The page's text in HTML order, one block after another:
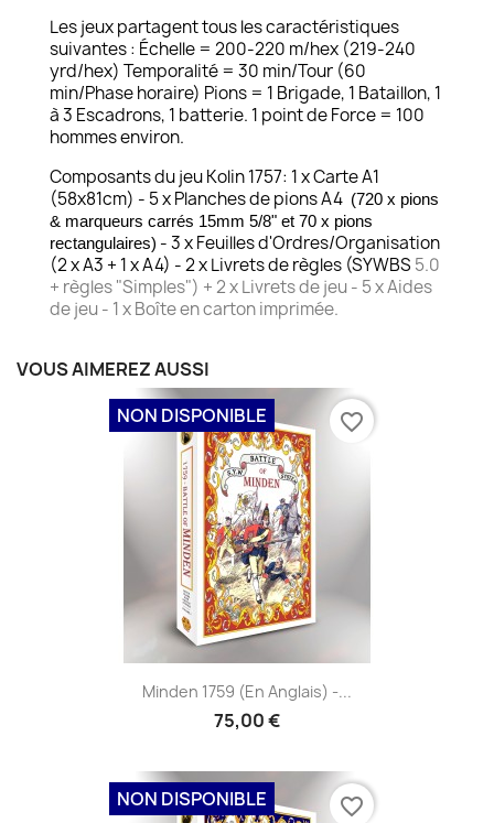
Les jeux partagent tous les caractéristiques
suivantes : Échelle = 200-220 m/hex (219-240
yrd/hex) Temporalité = 30 min/Tour (60
min/Phase horaire) Pions = 1 Brigade, 1 Bataillon, 1
à 3 Escadrons, 1 batterie. 1 point de Force = 100
hommes environ.
Composants du jeu Kolin 1757: 1 x Carte A1
(58x81cm) - 5 x Planches de pions A4 (720 x pions
& marqueurs carrés 15mm 5/8" et 70 x pions
rectangulaires) - 3 x Feuilles d'Ordres/Organisation
(2 x A3 + 1 x A4) - 2 x Livrets de règles (SYWBS 5.0
+ règles "Simples") + 2 x Livrets de jeu - 5 x Aides
de jeu - 1 x Boîte en carton imprimée.
VOUS AIMEREZ AUSSI
Minden 1759 (en Anglais) -...
75,00 €
NON DISPONIBLE favorite_border
NON DISPONIBLE favorite_border